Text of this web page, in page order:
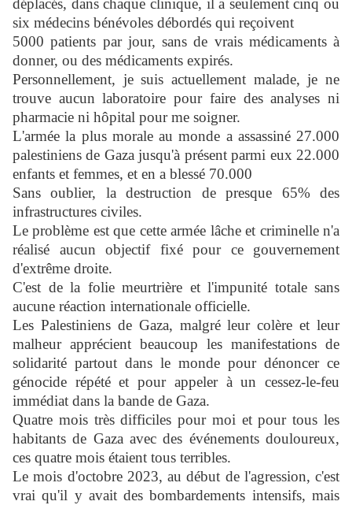
déplacés, dans chaque clinique, il a seulement cinq ou
six médecins bénévoles débordés qui reçoivent
5000 patients par jour, sans de vrais médicaments à
donner, ou des médicaments expirés.
Personnellement, je suis actuellement malade, je ne
trouve aucun laboratoire pour faire des analyses ni
pharmacie ni hôpital pour me soigner.
L'armée la plus morale au monde a assassiné 27.000
palestiniens de Gaza jusqu'à présent parmi eux 22.000
enfants et femmes, et en a blessé 70.000
Sans oublier, la destruction de presque 65% des
infrastructures civiles.
Le problème est que cette armée lâche et criminelle n'a
réalisé aucun objectif fixé pour ce gouvernement
d'extrême droite.
C'est de la folie meurtrière et l'impunité totale sans
aucune réaction internationale officielle.
Les Palestiniens de Gaza, malgré leur colère et leur
malheur apprécient beaucoup les manifestations de
solidarité partout dans le monde pour dénoncer ce
génocide répété et pour appeler à un cessez-le-feu
immédiat dans la bande de Gaza.
Quatre mois très difficiles pour moi et pour tous les
habitants de Gaza avec des événements douloureux,
ces quatre mois étaient tous terribles.
Le mois d'octobre 2023, au début de l'agression, c'est
vrai qu'il y avait des bombardements intensifs, mais